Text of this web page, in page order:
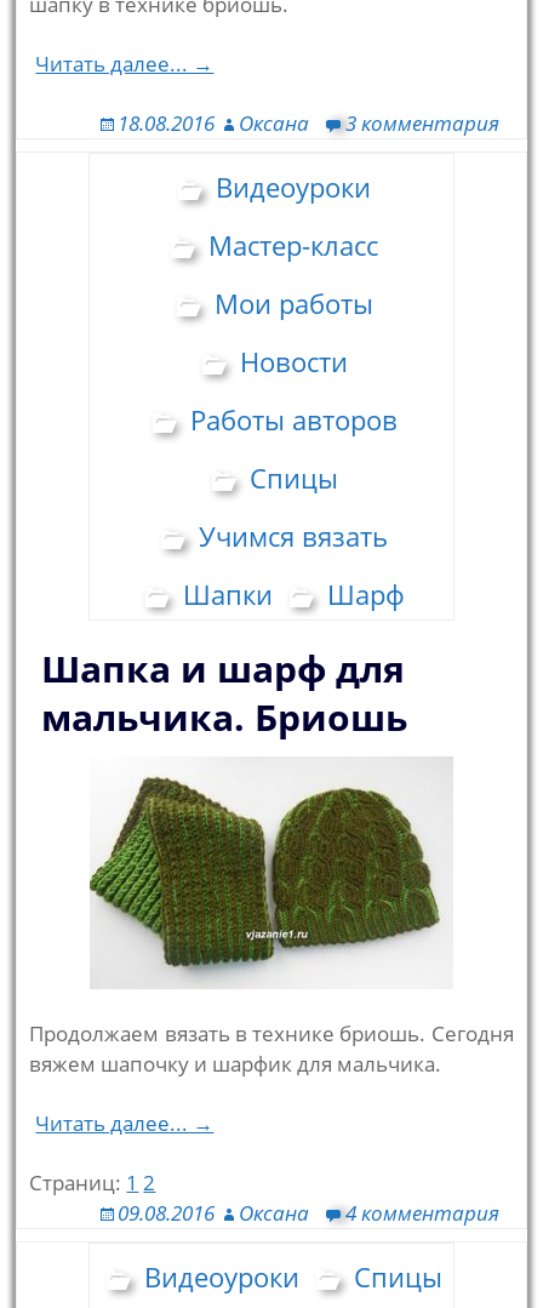
Читать далее... →
18.08.2016 Оксана 3 комментария
Видеоуроки
Мастер-класс
Мои работы
Новости
Работы авторов
Спицы
Учимся вязать
Шапки
Шарф
Шапка и шарф для
мальчика. Бриошь
Продолжаем вязать в технике бриошь. Сегодня
вяжем шапочку и шарфик для мальчика.
Читать далее... →
Страниц: 1 2
09.08.2016
Оксана 4 комментария
Видеоуроки
Спицы